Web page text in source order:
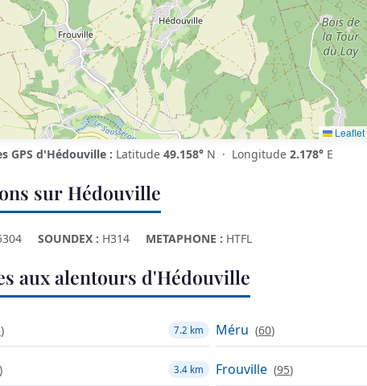
Leaflet
GPS d'Hédouville : Latitude 49.158° N · Longitude 2.178° E
sur Hédouville
SOUNDEX : H314 METAPHONE : HTFL
aux alentours d'Hédouville
) 7.2 km Méru (60)
) 3.4 km Frouville (95)